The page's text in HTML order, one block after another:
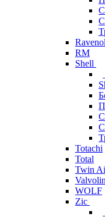
Ravenol
RM
Shell
Totachi
Total
Twin
WOLF
Zic